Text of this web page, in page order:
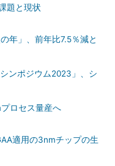
題と現状
年」、前年比7.5％減と
ンポジウム2023」、シ
ロセス量産へ
適用の3nmチップの生